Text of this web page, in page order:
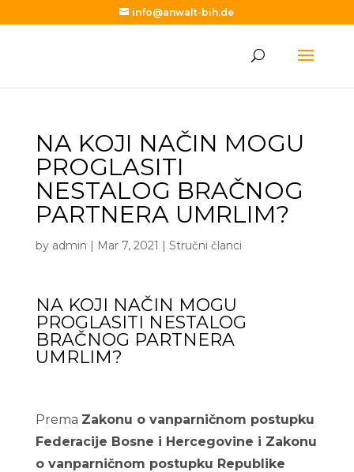
info@anwalt-bih.de
NA KOJI NAČIN MOGU
PROGLASITI
NESTALOG BRAČNOG
PARTNERA UMRLIM?
by admin | Mar 7, 2021 | Stručni članci
NA KOJI NAČIN MOGU
PROGLASITI NESTALOG
BRAČNOG PARTNERA
UMRLIM?
Prema Zakonu o vanparničnom postupku
Federacije Bosne i Hercegovine i Zakonu
o vanparničnom postupku Republike